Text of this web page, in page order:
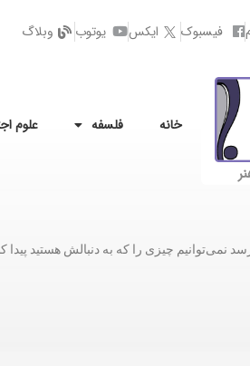
فیسبوک ایکس یوتوب وبلاگ
خانه فلسفه علوم
نمی‌توانیم چیزی را که به دنبالش هستید پیدا